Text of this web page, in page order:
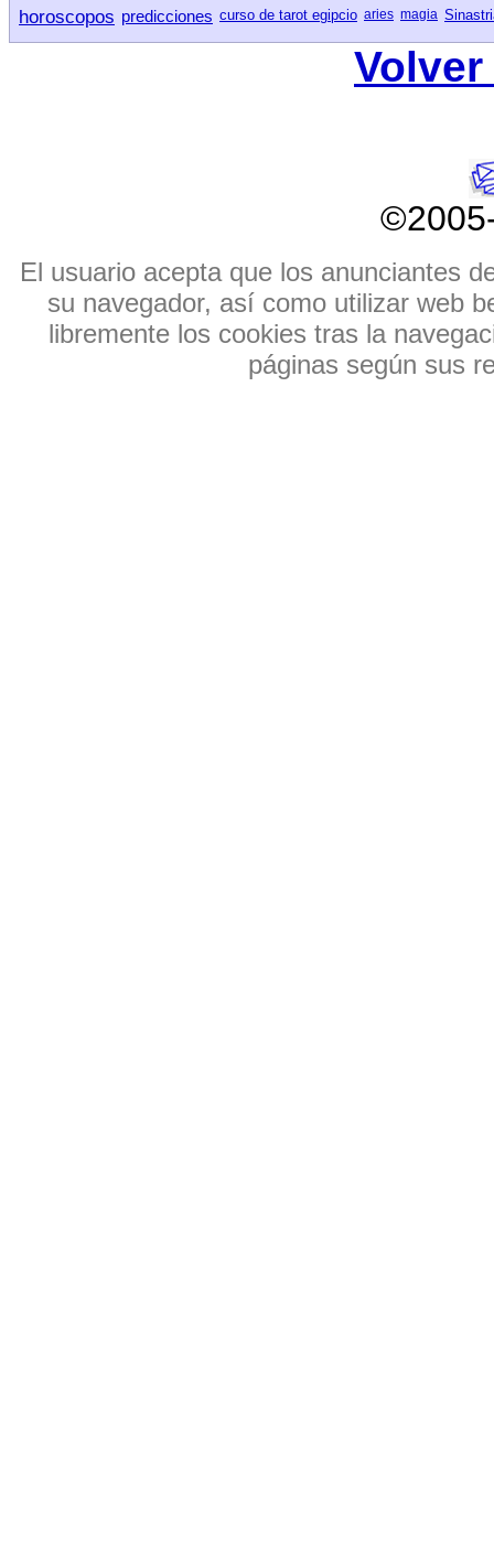
horoscopos predicciones curso de tarot egipcio aries magia
El usuario acepta que los anunciantes
su navegador, así como utilizar web
libremente los cookies tras la
páginas según sus